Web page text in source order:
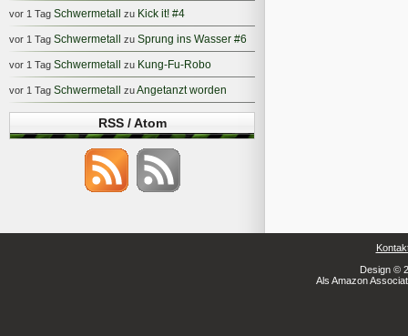
vor 1 Tag Schwermetall zu Kick it! #4
vor 1 Tag Schwermetall zu Sprung ins Wasser #6
vor 1 Tag Schwermetall zu Kung-Fu-Robo
vor 1 Tag Schwermetall zuAngetanzt worden
RSS / Atom
Design ©
Als Amazon